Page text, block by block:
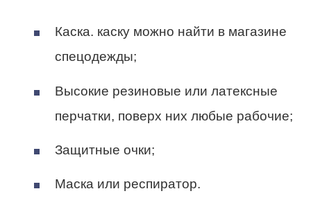
Каска. каску можно найти в магазине
спецодежды;
Высокие резиновые или латексные
перчатки, поверх них любые рабочие;
Защитные очки;
Маска или респиратор.